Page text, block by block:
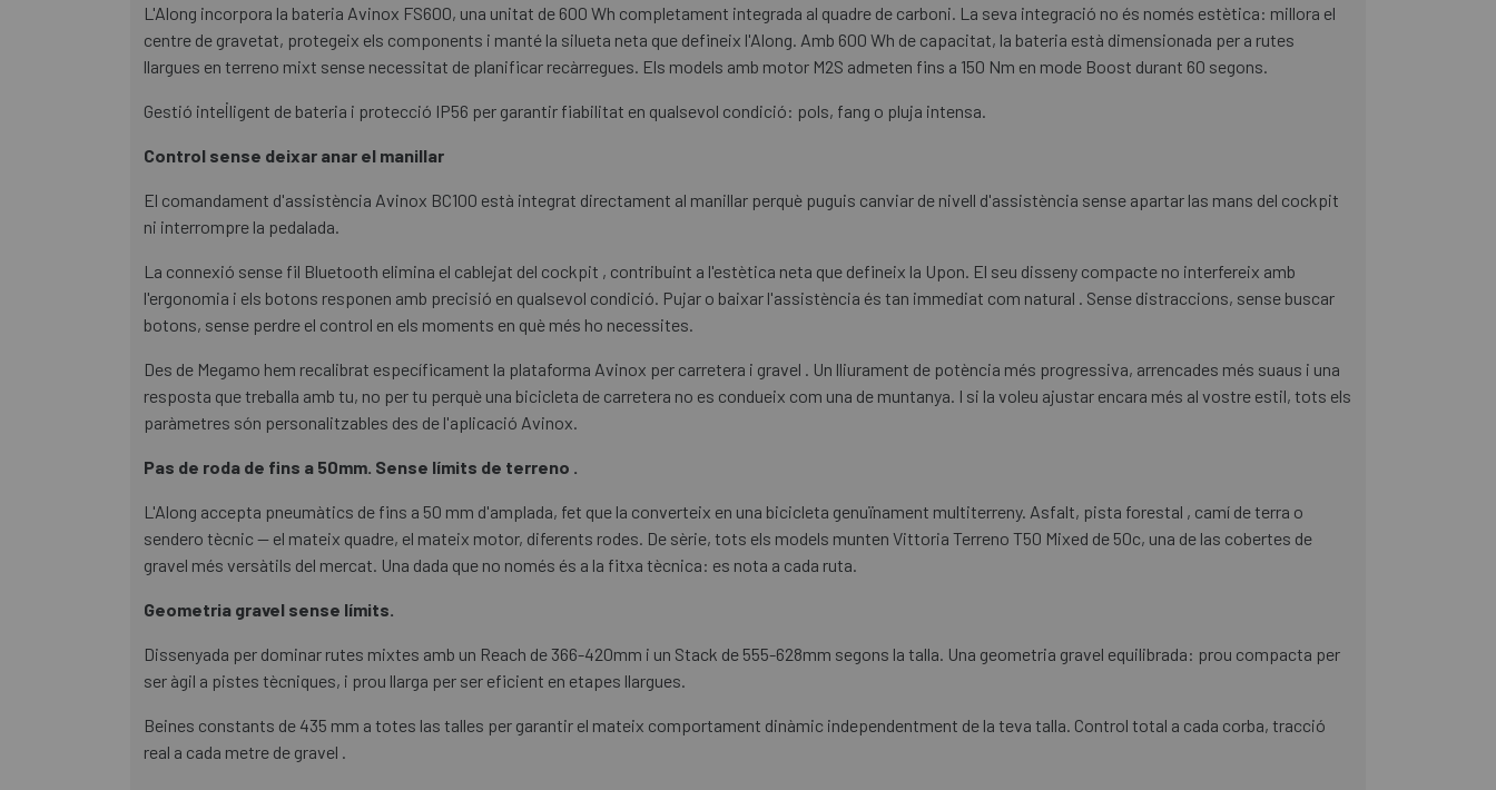
L'Along incorpora la bateria Avinox FS600, una unitat de 600 Wh completament integrada al quadre de carboni. La seva integració no és només estètica: millora el
centre de gravetat, protegeix els components i manté la silueta neta que defineix l'Along. Amb 600 Wh de capacitat, la bateria està dimensionada per a rutes
llargues en terreno mixt sense necessitat de planificar recàrregues. Els models amb motor M2S admeten fins a 150 Nm en mode Boost durant 60 segons.
Gestió intel·ligent de bateria i protecció IP56 per garantir fiabilitat en qualsevol condició: pols, fang o pluja intensa.
Control sense deixar anar el manillar
El comandament d'assistència Avinox BC100 està integrat directament al manillar perquè puguis canviar de nivell d'assistència sense apartar las mans del cockpit
ni interrompre la pedalada.
La connexió sense fil Bluetooth elimina el cablejat del cockpit , contribuint a l'estètica neta que defineix la Upon. El seu disseny compacte no interfereix amb
l'ergonomia i els botons responen amb precisió en qualsevol condició. Pujar o baixar l'assistència és tan immediat com natural . Sense distraccions, sense buscar
botons, sense perdre el control en els moments en què més ho necessites.
Des de Megamo hem recalibrat específicament la plataforma Avinox per carretera i gravel . Un lliurament de potència més progressiva, arrencades més suaus i una
resposta que treballa amb tu, no per tu perquè una bicicleta de carretera no es condueix com una de muntanya. I si la voleu ajustar encara més al vostre estil, tots els
paràmetres són personalitzables des de l'aplicació Avinox.
Pas de roda de fins a 50mm. Sense límits de terreno .
L'Along accepta pneumàtics de fins a 50 mm d'amplada, fet que la converteix en una bicicleta genuïnament multiterreny. Asfalt, pista forestal , camí de terra o
sendero tècnic — el mateix quadre, el mateix motor, diferents rodes. De sèrie, tots els models munten Vittoria Terreno T50 Mixed de 50c, una de las cobertes de
gravel més versàtils del mercat. Una dada que no només és a la fitxa tècnica: es nota a cada ruta.
Geometria gravel sense límits.
Dissenyada per dominar rutes mixtes amb un Reach de 366-420mm i un Stack de 555-628mm segons la talla. Una geometria gravel equilibrada: prou compacta per
ser àgil a pistes tècniques, i prou llarga per ser eficient en etapes llargues.
Beines constants de 435 mm a totes las talles per garantir el mateix comportament dinàmic independentment de la teva talla. Control total a cada corba, tracció
real a cada metre de gravel .